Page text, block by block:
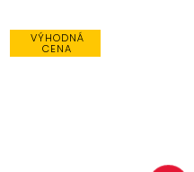
VÝHODNÁ
CENA